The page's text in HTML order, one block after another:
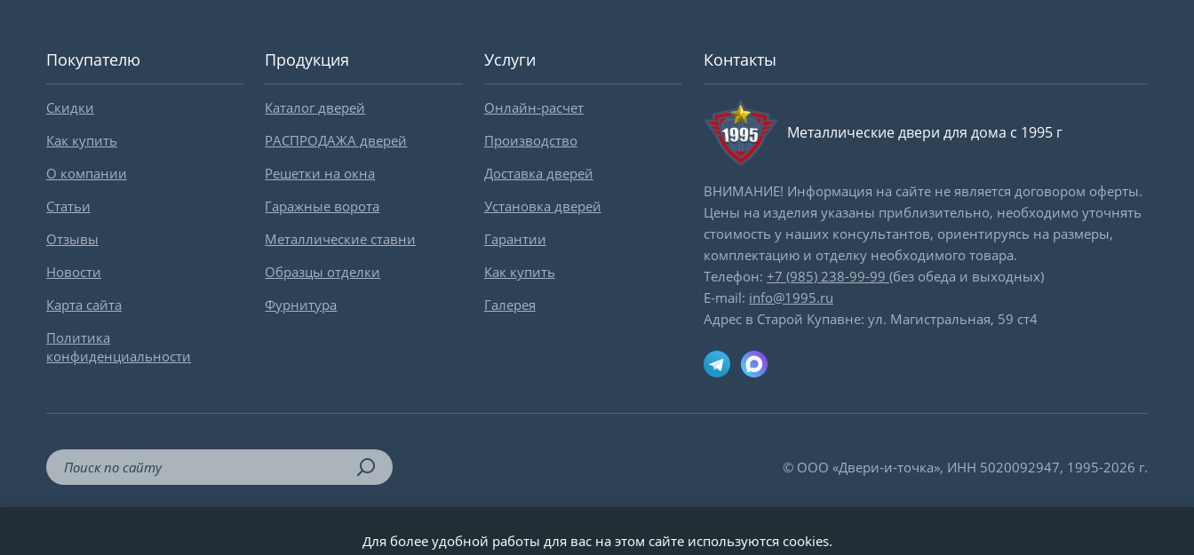
Покупателю
Скидки
Как купить
О компании
Статьи
Отзывы
Новости
Карта сайта
Политика
конфиденциальности
Продукция
Каталог дверей
РАСПРОДАЖА дверей
Решетки на окна
Гаражные ворота
Металлические ставни
Образцы отделки
Фурнитура
Услуги
Онлайн-расчет
Производство
Доставка дверей
Установка дверей
Гарантии
Как купить
Галерея
Контакты
Металлические двери для дома с 1995 г
ВНИМАНИЕ! Информация на сайте не является договором оферты.
Цены на изделия указаны приблизительно, необходимо уточнять
стоимость у наших консультантов, ориентируясь на размеры,
комплектацию и отделку необходимого товара.
Телефон: +7 (985) 238-99-99 (без обеда и выходных)
E-mail: info@1995.ru
Адрес в Старой Купавне: ул. Магистральная, 59 ст4
© ООО «Двери-и-точка», ИНН 5020092947, 1995-2026 г.
Для более удобной работы для вас на этом сайте используются cookies.